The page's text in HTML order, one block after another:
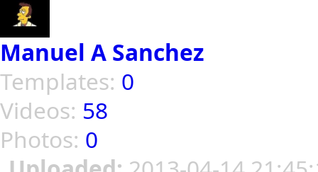
Manuel A Sanchez
Templates: 0
Videos: 58
Photos: 0